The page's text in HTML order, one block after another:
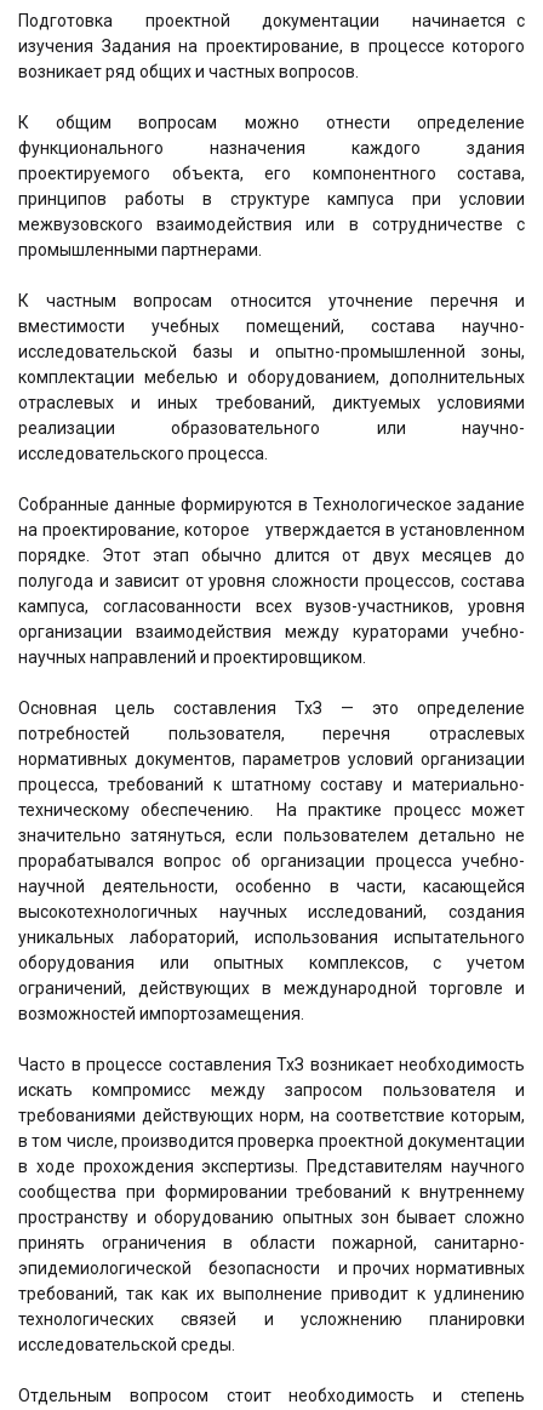
Подготовка проектной документации начинается с
изучения Задания на проектирование, в процессе которого
возникает ряд общих и частных вопросов.
К общим вопросам можно отнести определение
функционального назначения каждого здания
проектируемого объекта, его компонентного состава,
принципов работы в структуре кампуса при условии
межвузовского взаимодействия или в сотрудничестве с
промышленными партнерами.
К частным вопросам относится уточнение перечня и
вместимости учебных помещений, состава научно-
исследовательской базы и опытно-промышленной зоны,
комплектации мебелью и оборудованием, дополнительных
отраслевых и иных требований, диктуемых условиями
реализации образовательного или научно-
исследовательского процесса.
Собранные данные формируются в Технологическое задание
на проектирование, которое утверждается в установленном
порядке. Этот этап обычно длится от двух месяцев до
полугода и зависит от уровня сложности процессов, состава
кампуса, согласованности всех вузов-участников, уровня
организации взаимодействия между кураторами учебно-
научных направлений и проектировщиком.
Основная цель составления ТхЗ — это определение
потребностей пользователя, перечня отраслевых
нормативных документов, параметров условий организации
процесса, требований к штатному составу и материально-
техническому обеспечению. На практике процесс может
значительно затянуться, если пользователем детально не
прорабатывался вопрос об организации процесса учебно-
научной деятельности, особенно в части, касающейся
высокотехнологичных научных исследований, создания
уникальных лабораторий, использования испытательного
оборудования или опытных комплексов, с учетом
ограничений, действующих в международной торговле и
возможностей импортозамещения.
Часто в процессе составления ТхЗ возникает необходимость
искать компромисс между запросом пользователя и
требованиями действующих норм, на соответствие которым,
в том числе, производится проверка проектной документации
в ходе прохождения экспертизы. Представителям научного
сообщества при формировании требований к внутреннему
пространству и оборудованию опытных зон бывает сложно
принять ограничения в области пожарной, санитарно-
эпидемиологической безопасности и прочих нормативных
требований, так как их выполнение приводит к удлинению
технологических связей и усложнению планировки
исследовательской среды.
Отдельным вопросом стоит необходимость и степень